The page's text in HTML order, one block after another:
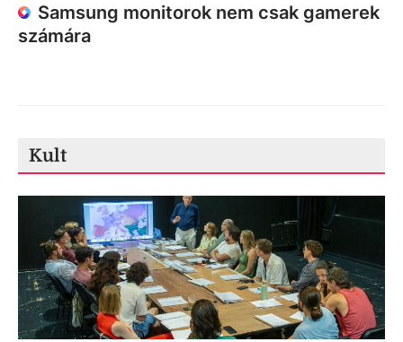
Samsung monitorok nem csak gamerek
számára
Kult